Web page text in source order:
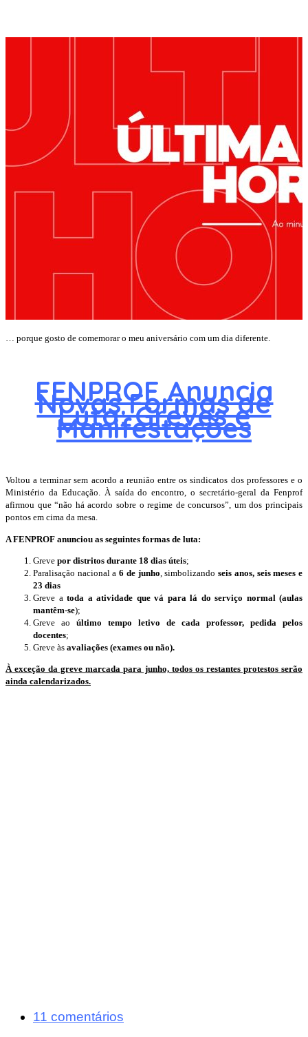
… porque gosto de comemorar o meu aniversário com um dia diferente.
FENPROF Anuncia
Novas Formas de
Luta: Greves e
Manifestações
Voltou a terminar sem acordo a reunião entre os sindicatos dos professores e o
Ministério da Educação. À saída do encontro, o secretário-geral da Fenprof
afirmou que “não há acordo sobre o regime de concursos”, um dos principais
pontos em cima da mesa.
A FENPROF anunciou as seguintes formas de luta:
Greve por distritos durante 18 dias úteis;
Paralisação nacional a 6 de junho, simbolizando seis anos, seis meses e
23 dias
Greve a toda a atividade que vá para lá do serviço normal (aulas
mantêm-se);
Greve ao
último tempo letivo de cada professor, pedida pelos
docentes;
Greve às avaliações (exames ou não).
À exceção da greve marcada para junho, todos os restantes protestos serão
ainda calendarizados.
11 comentários